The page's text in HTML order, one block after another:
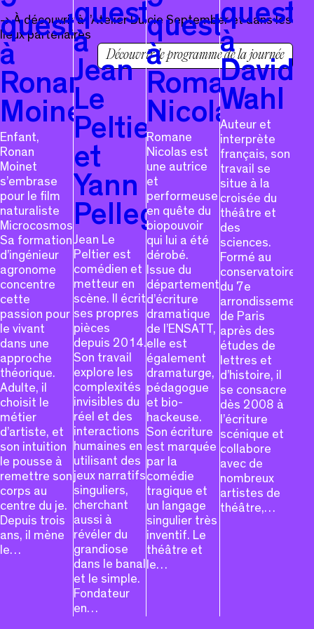
→ À découvrir à l’Atelier Dulcie September et dans les
lieux partenaires
Découvrir le programme de la journée
questions
à
Ronan
Moinet
Enfant,
Ronan
Moinet
s’embrase
pour le film
naturaliste
Microcosmos.
Sa formation
d’ingénieur
agronome
concentre
cette
passion pour
le vivant
dans une
approche
théorique.
Adulte, il
choisit le
métier
d’artiste, et
son intuition
le pousse à
remettre son
corps au
centre du je.
Depuis trois
ans, il mène
le…
questions
à
Jean
Le
Peltier
et
Yann
Pellegrin
Jean Le
Peltier est
comédien et
metteur en
scène. Il écrit
ses propres
pièces
depuis 2014.
Son travail
explore les
complexités
invisibles du
réel et des
interactions
humaines en
utilisant des
jeux narratifs
singuliers,
cherchant
aussi à
révéler du
grandiose
dans le banal
et le simple.
Fondateur
en…
questions
à
Romane
Nicolas
Romane
Nicolas est
une autrice
et
performeuse
en quête du
biopouvoir
qui lui a été
dérobé.
Issue du
département
d’écriture
dramatique
de l’ENSATT,
elle est
également
dramaturge,
pédagogue
et bio-
hackeuse.
Son écriture
est marquée
par la
comédie
tragique et
un langage
singulier très
inventif. Le
théâtre et
le…
à
David
Wahl
Auteur et
interprète
français, son
travail se
situe à la
croisée du
théâtre et
des
sciences.
Formé au
conservatoire
du 7e
arrondissement
de Paris
après des
études de
lettres et
d’histoire, il
se consacre
dès 2008 à
l’écriture
scénique et
collabore
avec de
nombreux
artistes de
théâtre,…